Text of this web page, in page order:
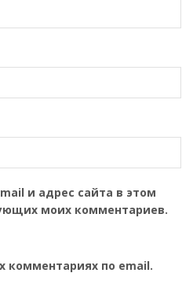
и адрес сайта в этом
моих комментариев.
комментариях по email.